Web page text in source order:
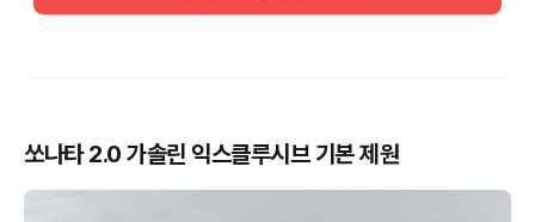
쏘나타 2.0 가솔린 익스클루시브 기본 제원